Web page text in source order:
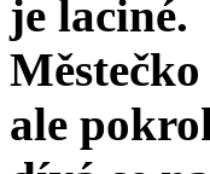
je laciné.
ale